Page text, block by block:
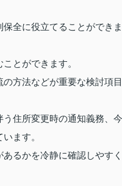
全に役立てることができま
とができます。
方法などが重要な検討項目
住所変更時の通知義務、今
ます。
るかを冷静に確認しやすく